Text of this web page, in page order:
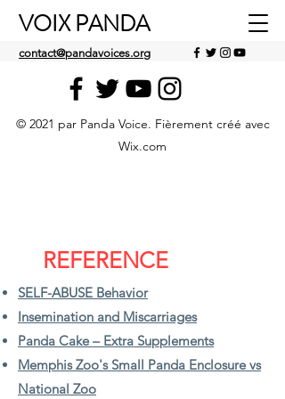
VOIX PANDA
contact@pandavoices.org
© 2021 par Panda Voice. Fièrement créé avec
Wix.com
REFERENCE
SELF-ABUSE Behavior
Insemination and Miscarriages
Panda Cake – Extra Supplements
Memphis Zoo's Small Panda Enclosure vs
National Zoo